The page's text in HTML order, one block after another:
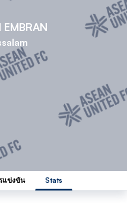
แข่งขัน Stats